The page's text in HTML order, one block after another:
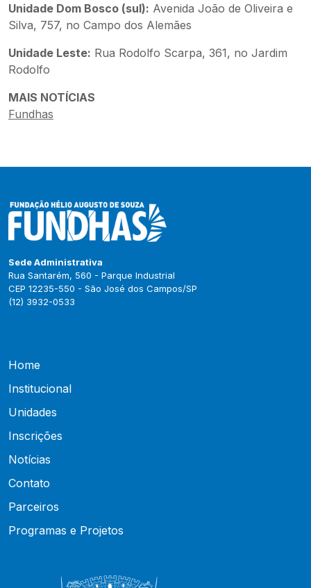
Unidade Dom Bosco (sul): Avenida João de Oliveira e
Silva, 757, no Campo dos Alemães
Unidade Leste: Rua Rodolfo Scarpa, 361, no Jardim
Rodolfo
MAIS NOTÍCIAS
Fundhas
Sede Administrativa
Rua Santarém, 560 - Parque Industrial
CEP 12235-550 - São José dos Campos/SP
(12) 3932-0533
Home
Institucional
Unidades
Inscrições
Notícias
Contato
Parceiros
Programas e Projetos